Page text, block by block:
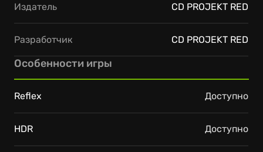
Издатель CD PROJEKT RED
Разработчик CD PROJEKT RED
Особенности игры
Reflex Доступно
HDR Доступно